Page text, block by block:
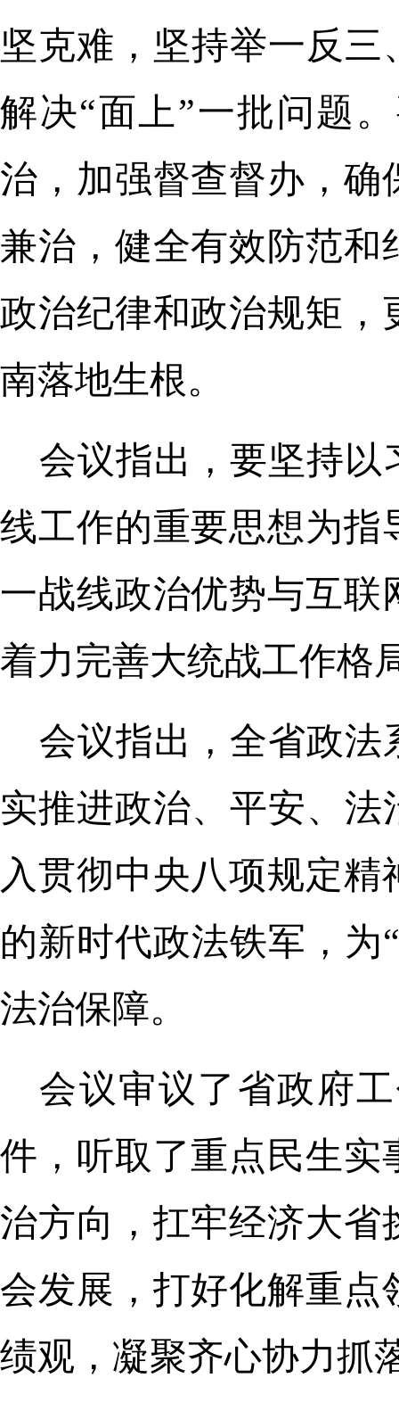
坚克难，坚持举一反
解决“面上”一批问题
治，加强督查督办，
兼治，健全有效防范
政治纪律和政治规矩
南落地生根。
会议指出，要坚持以
线工作的重要思想为指
一战线政治优势与互
着力完善大统战工作格
会议指出，全省政法
实推进政治、平安、法
入贯彻中央八项规定
的新时代政法铁军，为
法治保障。
会议审议了省政府
件，听取了重点民生实
治方向，扛牢经济大
会发展，打好化解重
绩观，凝聚齐心协力抓